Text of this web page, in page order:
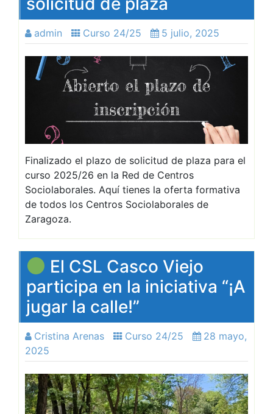
admin Curso 24/25 5 julio, 2025
Finalizado el plazo de solicitud de plaza para el
curso 2025/26 en la Red de Centros
Sociolaborales. Aquí tienes la oferta formativa
de todos los Centros Sociolaborales de
Zaragoza.
El CSL Casco Viejo
participa en la iniciativa “¡A
jugar la calle!”
Cristina Arenas Curso 24/25
28 mayo,
2025